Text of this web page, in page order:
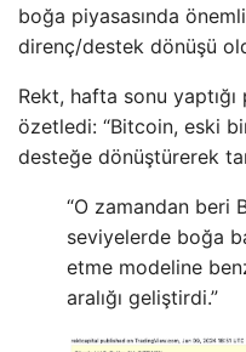
boğa piyasasında
direnç/destek dönüşü
Rekt, hafta sonu
özetledi: “Bitcoin, eski
desteğe dönüştürerek
“O zamandan beri
seviyelerde boğa
etme modeline
aralığı geliştirdi.”